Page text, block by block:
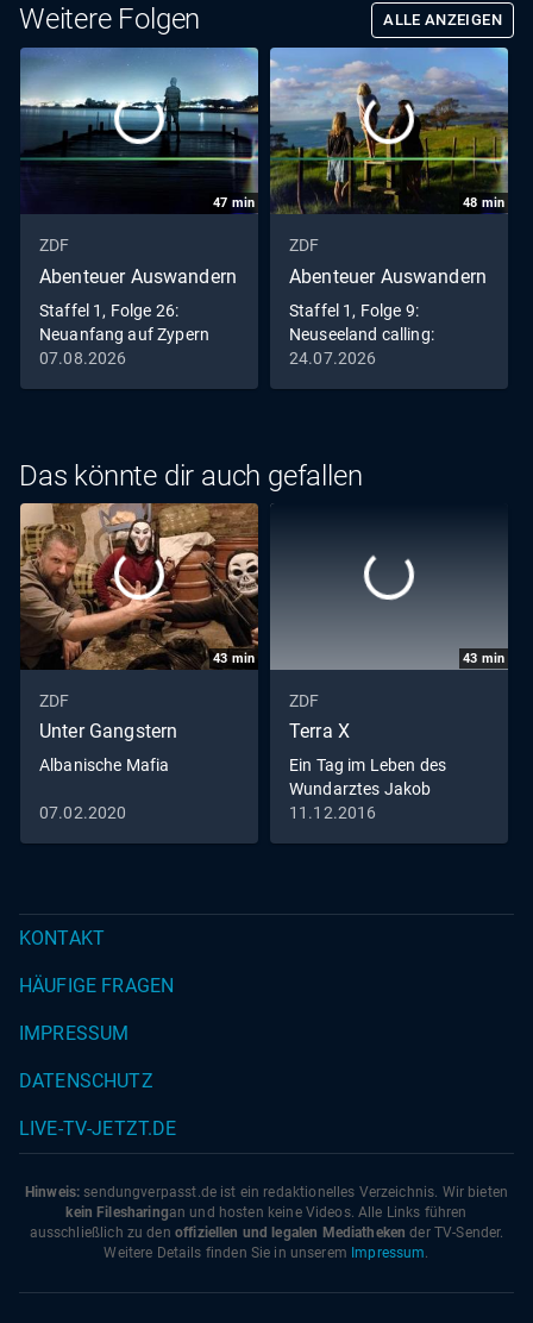
Weitere Folgen ALLE ANZEIGEN
47 min
ZDF
Abenteuer Auswandern
Staffel 1, Folge 26:
Neuanfang auf Zypern
07.08.2026
48 min
ZDF
Abenteuer Auswandern
Staffel 1, Folge 9:
Neuseeland calling:
Neuanfang im
24.07.2026
Das könnte dir auch gefallen
43 min
ZDF
Unter Gangstern
Albanische Mafia
07.02.2020
43 min
ZDF
Terra X
Ein Tag im Leben des
Wundarztes Jakob
Althaus im Jahr 1454
11.12.2016
KONTAKT
HÄUFIGE FRAGEN
IMPRESSUM
DATENSCHUTZ
LIVE-TV-JETZT.DE
Hinweis: sendungverpasst.de ist ein redaktionelles Verzeichnis. Wir bieten
kein Filesharingan und hosten keine Videos. Alle Links führen
ausschließlich zu den offiziellen und legalen Mediatheken der TV-Sender.
Weitere Details finden Sie in unserem Impressum.